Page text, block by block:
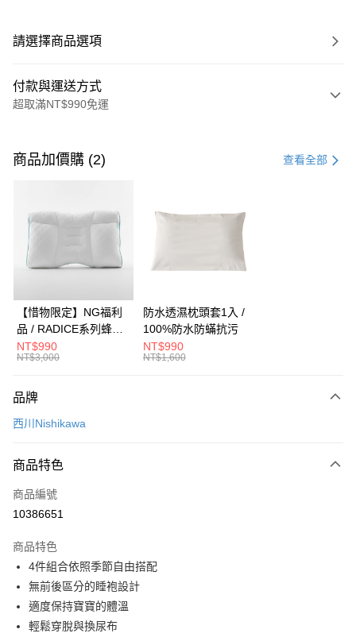
請選擇商品選項
付款與運送方式
超取滿NT$990免運
信用卡一次付款
3 期 0 利率 每期 NT$1,333
第一商業銀行
彰化商業銀行
上海商業儲蓄銀行
台北富邦商業銀行
臺灣中小企業銀行
台中商業銀行
匯豐（台灣）商業銀行
華泰商業銀行
聯邦商業銀行
遠東國際商業銀行
元大商業銀行
台灣樂天信用卡公司
超商取貨付款
LINE Pay
Apple Pay
街口支付
悠遊付
Google Pay
全盈+PAY
相關說明
1.本服務由台灣大哥大提供，台灣大哥大用戶可立即使用無須另外申請。
2.付款方式選擇「大哥付你分期」，訂單成立後會自動跳轉到大哥付的交易
成交易。
4.訂單成立30分鐘內，如未前往確認交易或遇審核未通過，訂單將自動取
消。如遇「轉專審核」未通過狀況，表示未達大哥付你分期系統評分，恕無
法說明評估內容。
【繳款方式說明】
1.分期款項不併入電信帳單，「大哥付你分期」於每月結算日後寄送繳費提
AFTEE先享後付
相關說明
AFTEE先享後付是「在收到商品之後才付款」的支付方式。 讓您購物簡單
便利好安心！
２．便利：只要手機號碼，簡訊認證，即可結帳。
３．安心：先確認商品／服務後，再付款。
【「AFTEE先享後付」結帳流程】
ATM付款
運送方式
全家取貨付款
每筆NT$65，滿NT$990(含以上)免運費
商品加價購 (2) 查看全部
【惜物限定】NG福利
品 / RADICE系列蜂巢
調節枕-Low低型(加贈
補充袋) / PE中空軟管 /
NT$990
NT$3,000
防水透濕枕頭套1入 /
100%防水防蟎抗污
NT$990
NT$1,600
品牌
西川Nishikawa
商品特色
商品編號
10386651
商品特色
4件組合依照季節自由搭配
無前後區分的睡袍設計
適度保持寶寶的體溫
輕鬆穿脫與換尿布